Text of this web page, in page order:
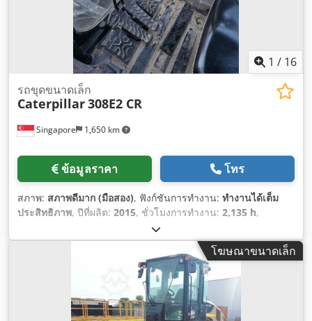
1 / 16
Singapore 1,650 km
รถขุดขนาดเล็ก
Caterpillar308E2 CR
ข้อมูลราคา โทร
สภาพ: สภาพดีมาก (มือสอง), ฟังก์ชันการทำงาน: ทำงานได้เต็ม
ประสิทธิภาพ, ปีที่ผลิต: 2015, ชั่วโมงการทำงาน: 2,135 h,
หมายเลขเครื่องจักร/ยานพาหนะ:CAT0308EPMY201796
โฆษณาขนาดเล็ก